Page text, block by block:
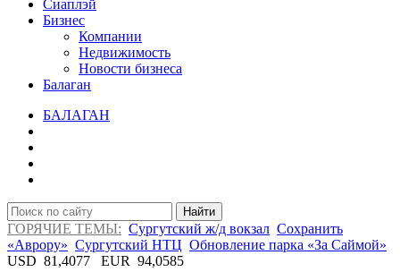
Сиаплэй
Бизнес
Компании
Недвижимость
Новости бизнеса
Балаган
БАЛАГАН
Найти
ГОРЯЧИЕ ТЕМЫ: Сургутский ж/д вокзал Сохранить
«Аврору» Сургутский НТЦ Обновление парка «За Саймой»
USD 81,4077 EUR 94,0585